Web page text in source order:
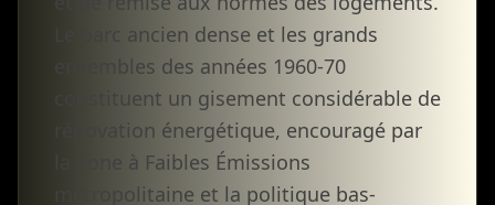
Le parc ancien dense et les grands
ensembles des années 1960-70
constituent un gisement considérable de
rénovation énergétique, encouragé par
la Zone à Faibles Émissions
métropolitaine et la politique bas-